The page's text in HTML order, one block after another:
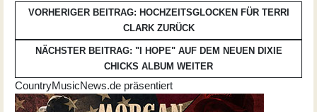
VORHERIGER BEITRAG: HOCHZEITSGLOCKEN FÜR TERRI
CLARK ZURÜCK
NÄCHSTER BEITRAG: "I HOPE" AUF DEM NEUEN DIXIE
CHICKS ALBUM WEITER
CountryMusicNews.de präsentiert